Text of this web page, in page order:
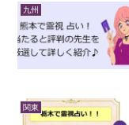
九州
関東